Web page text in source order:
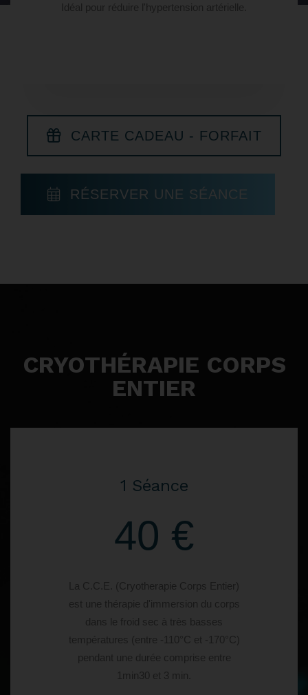
Idéal pour réduire l'hypertension artérielle.
CARTE CADEAU - FORFAIT
RÉSERVER UNE SÉANCE
CRYOTHÉRAPIE CORPS
ENTIER
1 Séance
40 €
La C.C.E. (Cryotherapie Corps Entier)
est une thérapie d'immersion du corps
dans le froid sec à très basses
températures (entre -110°C et -170°C)
pendant une durée comprise entre
1min30 et 3 min.